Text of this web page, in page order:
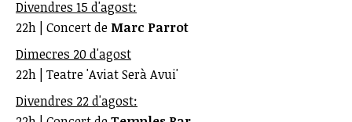
Divendres 15 d'agost:
22h | Concert de Marc Parrot
Dimecres 20 d'agost
22h | Teatre 'Aviat Serà Avui'
Divendres 22 d'agost: